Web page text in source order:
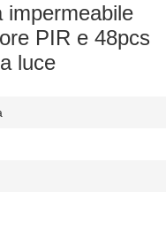
impermeabile
PIR e 48pcs
luce